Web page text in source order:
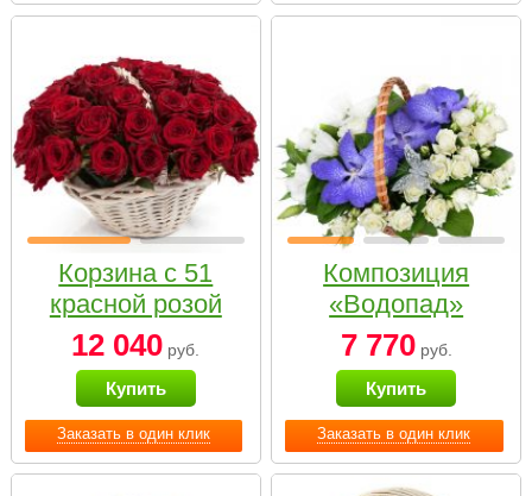
Заказать в один клик
Корзина с 51
красной розой
12 040 руб.
Купить
Заказать в один клик
Композиция
«Водопад»
7 770руб.
Купить